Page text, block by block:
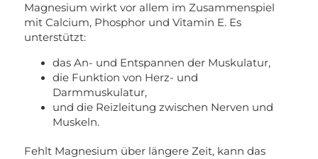
Magnesium wirkt vor allem im Zusammenspiel
mit Calcium, Phosphor und Vitamin E. Es
unterstützt:
das An- und Entspannen der Muskulatur,
die Funktion von Herz- und
Darmmuskulatur,
und die Reizleitung zwischen Nerven und
Muskeln.
Fehlt Magnesium über längere Zeit, kann das